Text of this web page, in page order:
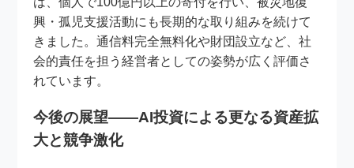
興・孤児支援活動にも長期的な取り組みを続けて
きました。通信料完全無料化や財団設立など、社
会的責任を担う経営者としての姿勢が広く評価さ
れています。
今後の展望――AI投資による更なる資産拡
大と競争激化